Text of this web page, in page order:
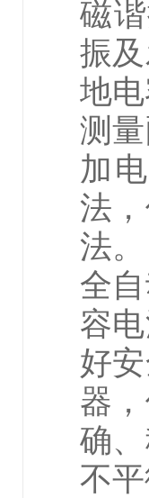
磁
振
地
测
加
法
法。
全
容
好
器
确
不